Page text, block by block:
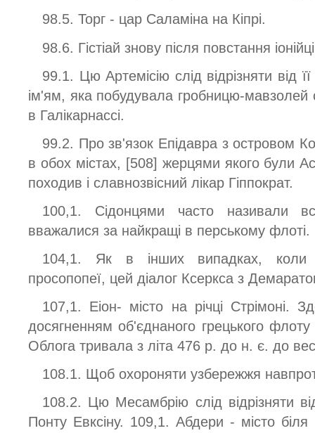
98.5. Торг - цар Саламіна на Кіпрі.
98.6. Гістіай знову після повстання
99.1. Цю Артемісію слід відрізняти від
ім'ям, яка побудувала гробницю-мавзолей
в Галікарнассі.
99.2. Про зв'язок Епідавра з островом
в обох містах, [508] жерцями якого були
походив і славнозвісний лікар Гіппократ.
100,1. Сідонцями часто називали
вважалися за найкращі в перському флоті.
104,1. Як в інших випадках, коли
просопопеї, цей діалог Ксеркса з
107,1. Еіон- місто на річці Стрімоні.
досягненням об'єднаного грецького
Облога тривала з літа 476 р. до н. є. до
108.1. Щоб охороняти узбережжя
108.2. Цю Месамбрію слід відрізняти
Понту Евксіну. 109,1. Абдери - місто біля